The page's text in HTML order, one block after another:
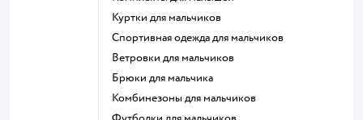
Куртки для мальчиков
Спортивная одежда для мальчиков
Ветровки для мальчиков
Брюки для мальчика
Комбинезоны для мальчиков